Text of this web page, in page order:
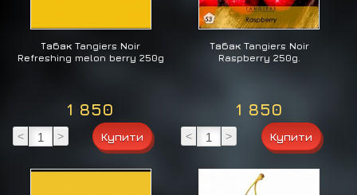
Табак Tangiers Noir
Refreshing melon berry 250g
1 850
< >
Табак Tangiers Noir
Raspberry 250g.
1 850
< >